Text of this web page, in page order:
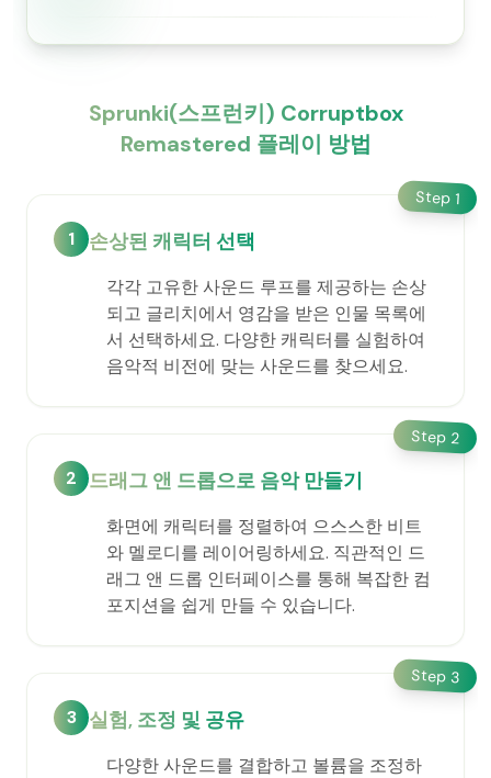
Sprunki(스프런키) Corruptbox
Remastered 플레이 방법
Step 1
1 손상된 캐릭터 선택
각각 고유한 사운드 루프를 제공하는 손상
되고 글리치에서 영감을 받은 인물 목록에
서 선택하세요. 다양한 캐릭터를 실험하여
음악적 비전에 맞는 사운드를 찾으세요.
Step 2
2 드래그 앤 드롭으로 음악 만들기
화면에 캐릭터를 정렬하여 으스스한 비트
와 멜로디를 레이어링하세요. 직관적인 드
래그 앤 드롭 인터페이스를 통해 복잡한 컴
포지션을 쉽게 만들 수 있습니다.
Step 3
3 실험, 조정 및 공유
다양한 사운드를 결합하고 볼륨을 조정하